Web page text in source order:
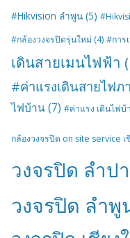
#Hikvision ลำพูน (5)
#กล้องวงจรปิดรุ่นใหม่ (4) #การ
เดินสายเมนไฟฟ้า
#ค่าแรงเดินสายไฟ
ไฟบ้าน(7) #ค่าแรง เดินไฟบ้
กล้องวงจรปิด on site service เ
วงจรปิด ลำป
วงจรปิด ลำพู